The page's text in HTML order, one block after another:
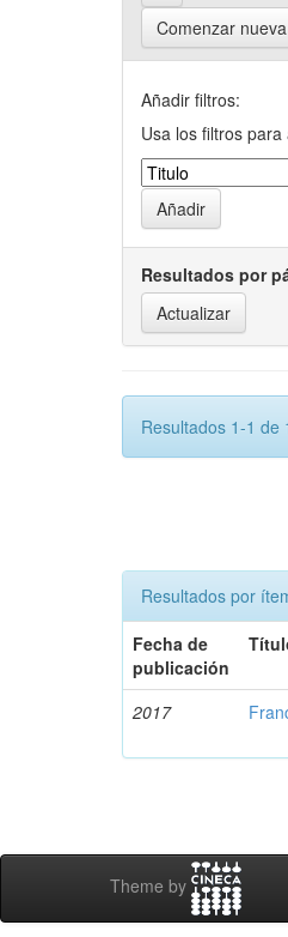
Comenzar
Añadir filtros:
Usa los filtros
Resultados por
Resultados 1-1 de
Resultados por
Fecha de
publicación
2017
Theme by